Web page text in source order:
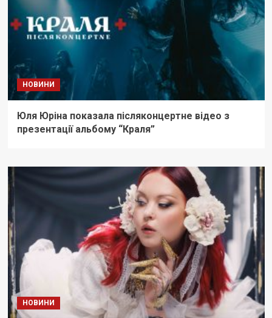
НОВИНИ
Юля Юріна показала післяконцертне відео з
презентації альбому “Краля”
НОВИНИ